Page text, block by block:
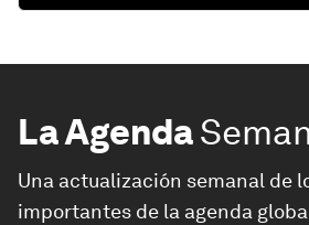
La Agenda
Una actualización semanal de
importantes de la agenda